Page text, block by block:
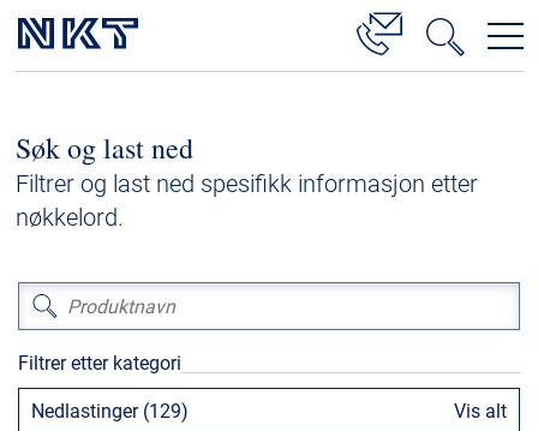
Høyspenningskabelløsninger
Kabelservice
Lavspenning
Høyspenningskabeltilbehør
Mellomspenningskabeltilbehør
Referanser
Søk og last ned
Filtrer og last ned spesifikk informasjon etter
nøkkelord.
Filtrer etter kategori
Nedlastinger (129) Vis alt